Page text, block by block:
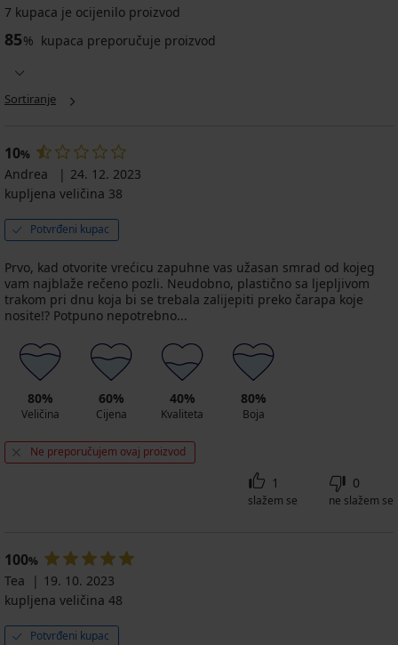
7 kupaca je ocijenilo proizvod
85% kupaca preporučuje proizvod
Sortiranje
10%
Andrea
24. 12. 2023
kupljena veličina 38
Potvrđeni kupac
Prvo, kad otvorite vrećicu zapuhne vas užasan smrad od kojeg
vam najblaže rečeno pozli. Neudobno, plastično sa ljepljivom
trakom pri dnu koja bi se trebala zalijepiti preko čarapa koje
nosite!? Potpuno nepotrebno...
80%
Veličina
60%
Cijena
40%
Kvaliteta
80%
Boja
Ne preporučujem ovaj proizvod
1
slažem se
0
ne slažem se
100%
Tea
19. 10. 2023
kupljena veličina 48
Potvrđeni kupac